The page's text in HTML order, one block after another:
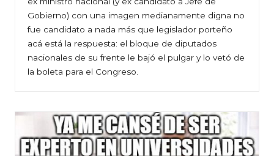
Gobierno) con una imagen medianamente digna no
fue candidato a nada más que legislador porteño
acá está la respuesta: el bloque de diputados
nacionales de su frente le bajó el pulgar y lo vetó de
la boleta para el Congreso.